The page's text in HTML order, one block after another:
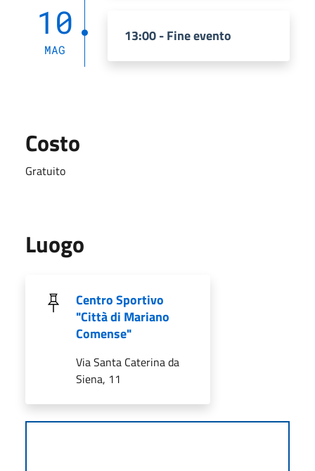
10
MAG
13:00 - Fine evento
Costo
Gratuito
Luogo
Centro Sportivo
"Città di Mariano
Comense"
Via Santa Caterina da
Siena, 11